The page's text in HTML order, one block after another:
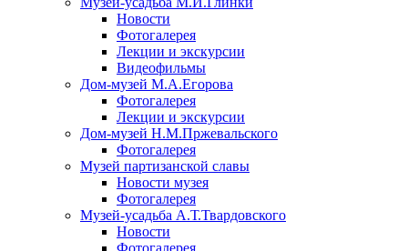
Новости
Фотогалерея
Лекции и экскурсии
Видеофильмы
Дом-музей М.А.Егорова
Фотогалерея
Лекции и экскурсии
Дом-музей Н.М.Пржевальского
Фотогалерея
Музей партизанской славы
Новости музея
Фотогалерея
Музей-усадьба А.Т.Твардовского
Новости
Фотогалерея